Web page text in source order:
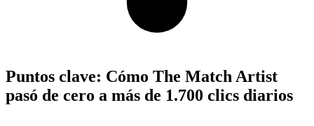
Puntos clave: Cómo The Match Artist
pasó de cero a más de 1.700 clics diarios